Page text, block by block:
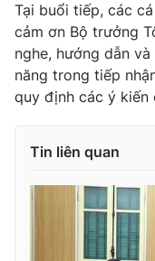
VTV Sức khoẻ
Thị trường 24h
VTV4
VTV9
Liên hệ tòa soạn
Tại buổi tiếp, các
cảm ơn Bộ trưởng
nghe, hướng dẫn
năng trong tiếp
quy định các ý kiến
Tin liên quan